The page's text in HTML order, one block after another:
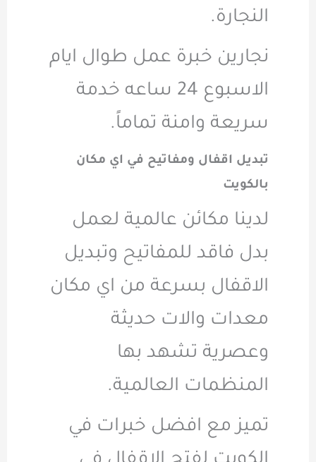
النجارة.
نجارين خبرة عمل طوال ايام
الاسبوع 24 ساعه خدمة
سريعة وامنة تماماً.
تبديل اقفال ومفاتيح في اي مكان
بالكويت
لدينا مكائن عالمية لعمل
بدل فاقد للمفاتيح وتبديل
الاقفال بسرعة من اي مكان
معدات والات حديثة
وعصرية تشهد بها
المنظمات العالمية.
تميز مع افضل خبرات في